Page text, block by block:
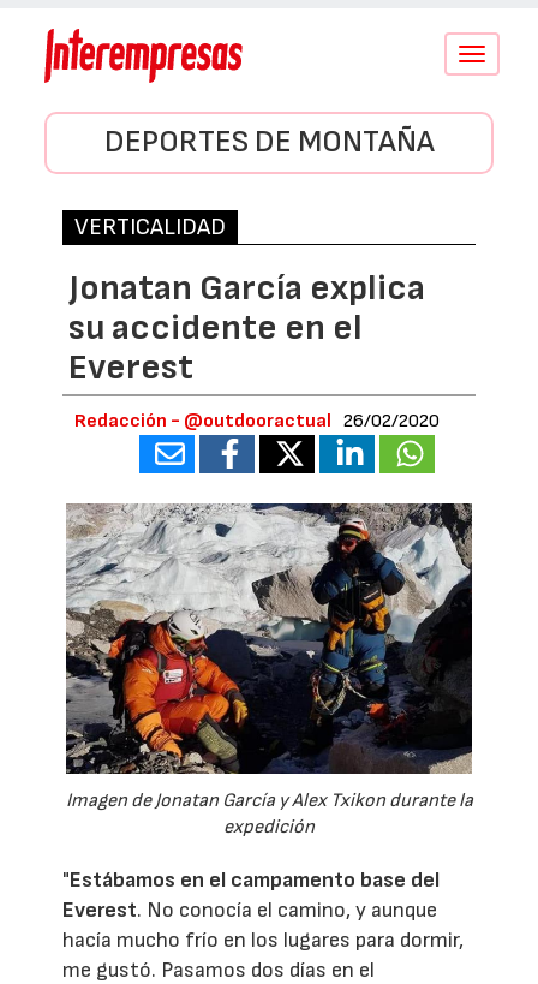
Conmutar
DEPORTES DE MONTAÑA
VERTICALIDAD
Jonatan García explica
su accidente en el
Everest
Redacción - @outdooractual 26/02/2020
Imagen de Jonatan García y Alex Txikon durante la
expedición
"Estábamos en el campamento base del
Everest. No conocía el camino, y aunque
hacía mucho frío en los lugares para dormir,
me gustó. Pasamos dos días en el